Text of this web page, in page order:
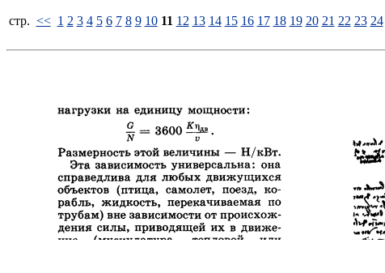
стp. << 1 2 3 4 5 6 7 8 9 10 11 12 13 14 15 16 17 18 19 20 21 22 23 24